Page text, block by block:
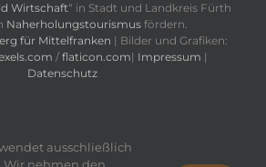
Wirtschaft“ in Stadt und Landkreis Fürth
Naherholungstourismusfördern.
für Mittelfranken | Bilder und Grafiken:
/ flaticon.com| Impressum |
Datenschutz
ausschließlich